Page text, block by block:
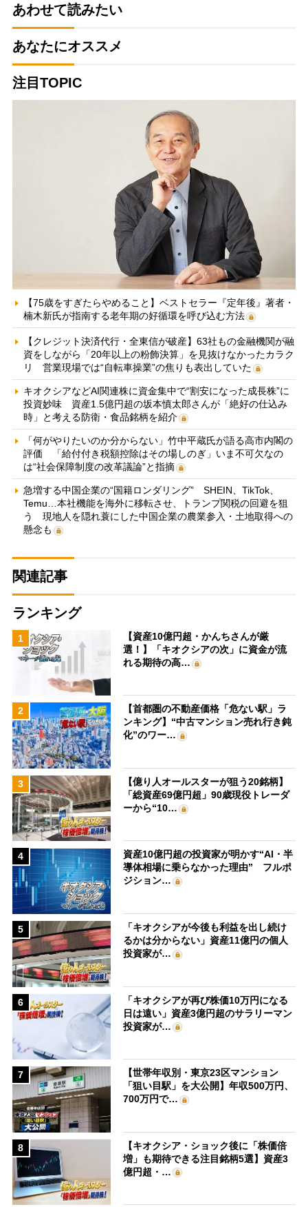
あわせて読みたい
あなたにオススメ
注目TOPIC
【75歳をすぎたらやめること】ベストセラー『定年後』著者・
楠木新氏が指南する老年期の好循環を呼び込む方法
【クレジット決済代行・全東信が破産】63社もの金融機関が融
資をしながら「20年以上の粉飾決算」を見抜けなかったカラク
リ 営業現場では“自転車操業”の焦りも表出していた
キオクシアなどAI関連株に資金集中で“割安になった成長株”に
投資妙味 資産1.5億円超の坂本慎太郎さんが「絶好の仕込み
時」と考える防衛・食品銘柄を紹介
「何がやりたいのか分からない」竹中平蔵氏が語る高市内閣の
評価 「給付付き税額控除はその場しのぎ」いま不可欠なの
は“社会保障制度の改革議論”と指摘
急増する中国企業の“国籍ロンダリング” SHEIN、TikTok、
Temu…本社機能を海外に移転させ、トランプ関税の回避を狙
う 現地人を隠れ蓑にした中国企業の農業参入・土地取得への
懸念も
関連記事
ランキング
1
【資産10億円超・かんちさんが厳
選！】「キオクシアの次」に資金が流
れる期待の高…
2
【首都圏の不動産価格「危ない駅」ラ
ンキング】“中古マンション売れ行き鈍
化”のワー…
3
【億り人オールスターが狙う20銘柄】
「総資産69億円超」90歳現役トレーダ
ーから“10…
4
資産10億円超の投資家が明かす“AI・半
導体相場に乗らなかった理由” フルポ
ジション…
5
「キオクシアが今後も利益を出し続け
るかは分からない」資産11億円の個人
投資家が…
6
「キオクシアが再び株価10万円になる
日は遠い」資産3億円超のサラリーマン
投資家が…
7
【世帯年収別・東京23区マンション
「狙い目駅」を大公開】年収500万円、
700万円で…
8
【キオクシア・ショック後に「株価倍
増」も期待できる注目銘柄5選】資産3
億円超・…